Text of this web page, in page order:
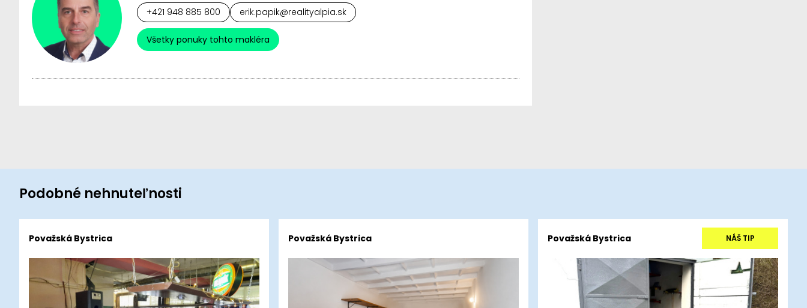
+421 948 885 800 erik.papik@realityalpia.sk
Všetky ponuky tohto makléra
Podobné nehnuteľnosti
Považská Bystrica Považská Bystrica Považská Bystrica NÁŠ TIP